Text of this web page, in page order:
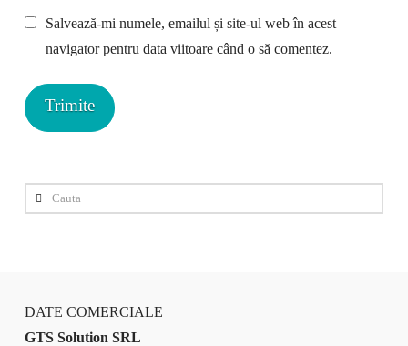
Salvează-mi numele, emailul și site-ul web în acest
navigator pentru data viitoare când o să comentez.
Cauta
DATE COMERCIALE
GTS Solution SRL